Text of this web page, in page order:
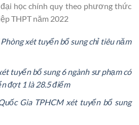
học chính quy theo phương thức
THPT năm 2022
xét tuyển bổ sung chỉ tiêu năm
tuyển bổ sung 6 ngành sư phạm có
đợt 1 là 28.5 điểm
Gia TPHCM xét tuyển bổ sung